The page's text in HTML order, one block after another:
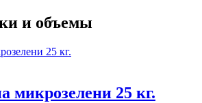
и объемы
микрозелени 25 кг.